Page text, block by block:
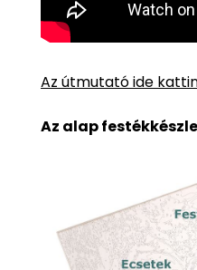
Az útmutató ide
Az alap